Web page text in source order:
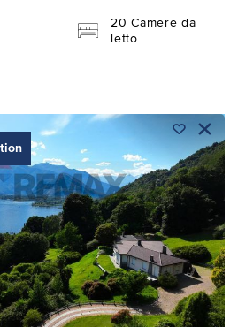
20 Camere da
letto